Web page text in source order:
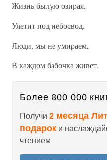
Жизнь былую озирая,
Улетит под небосвод.
Люди, мы не умираем,
В каждом бабочка живет.
Более 800 000
Получи 2 месяца
подарок и
чтением